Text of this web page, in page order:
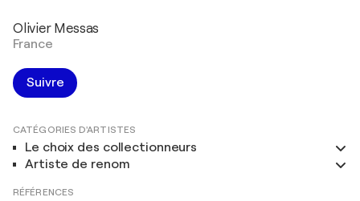
Olivier Messas
France
Suivre
CATÉGORIES D'ARTISTES
Le choix des collectionneurs
Artiste de renom
RÉFÉRENCES